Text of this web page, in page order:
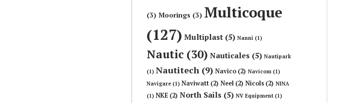
(3) Moorings (3) Multicoque
(127) Multiplast (5) Nanni (1)
Nautic (30) Nauticales (5) Nautipark
(1) Nautitech (9) Navico (2) Navicom (1)
Navigare (1) Naviwatt (2) Neel (2) Nicols (2) NINA
(1) NKE (2) North Sails (5) NV Equipment(1)